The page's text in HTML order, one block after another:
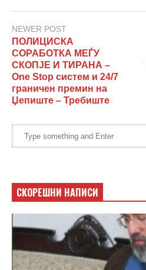
NEWER POST
ПОЛИЦИСКА
СОРАБОТКА МЕЃУ
СКОПЈЕ И ТИРАНА –
One Stop систем и 24/7
граничен премин на
Џепиште – Требиште
СКОРЕШНИ НАПИСИ